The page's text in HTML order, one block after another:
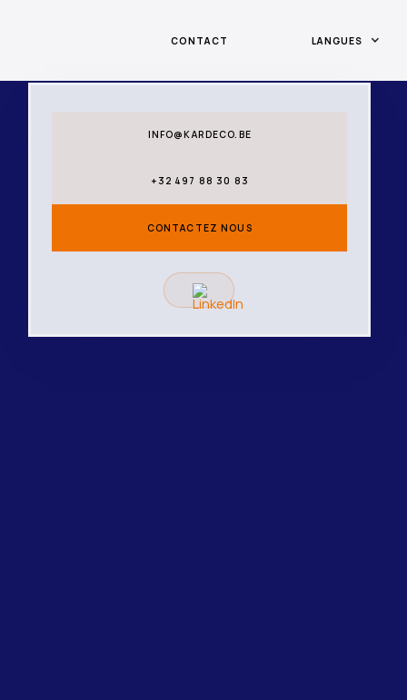
INFO@KARDECO.BE
+32 497 88 30 83
CONTACTEZ NOUS
CONTACT LANGUES